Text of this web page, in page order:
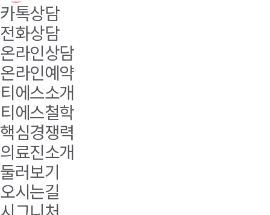
카톡상담
전화상담
온라인상담
온라인예약
티에스소개
티에스철학
핵심경쟁력
의료진소개
둘러보기
오시는길